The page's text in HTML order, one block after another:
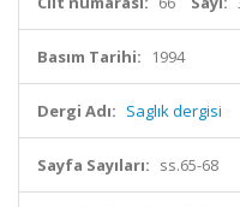
Basım Tarihi: 1994
Dergi Adı: Saglık dergisi
Sayfa Sayıları: ss.65-68